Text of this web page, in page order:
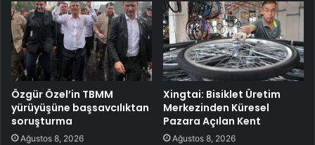
Özgür Özel’in TBMM
yürüyüşüne başsavcılıktan
soruşturma
Ağustos 8, 2026
Xingtai: Bisiklet Üretim
Merkezinden Küresel
Pazara Açılan Kent
Ağustos 8, 2026